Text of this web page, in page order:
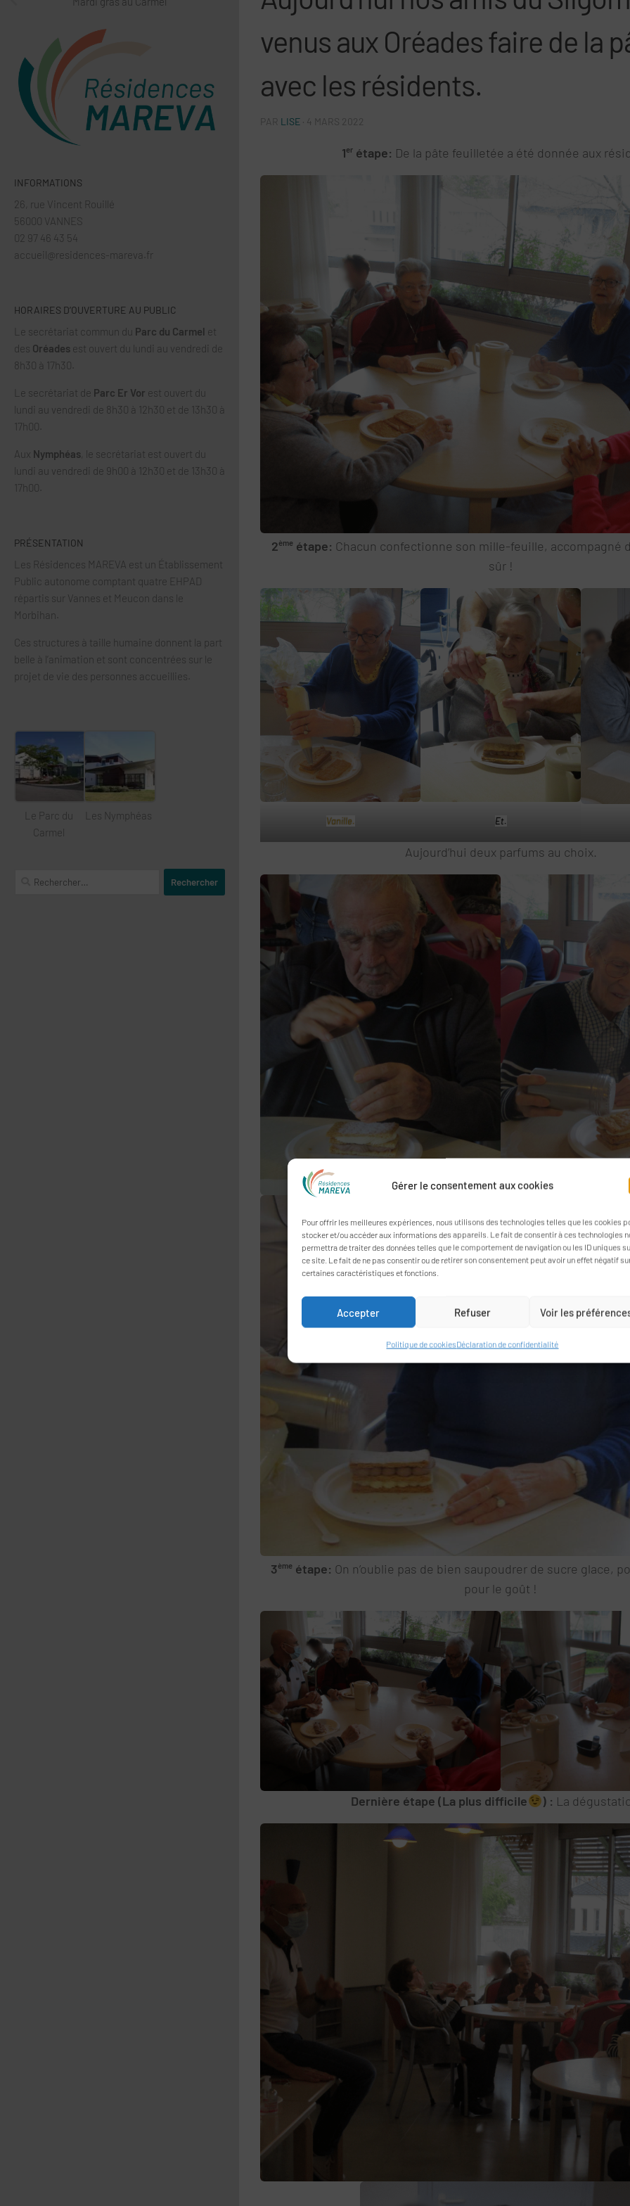
Gérer le consentement aux cookies
Pour offrir les meilleures expériences, nous utilisons des technologies telles que les cookies
stocker et/ou accéder aux informations des appareils. Le fait de consentir à ces technologies
permettra de traiter des données telles que le comportement de navigation ou les ID uniques
ce site. Le fait de ne pas consentir ou de retirer son consentement peut avoir un effet négatif
certaines caractéristiques et fonctions.
Accepter Refuser Voir les
Politique de cookiesDéclaration de confidentialité
venus aux Oréades faire de la
avec les résidents.
PAR LISE · 4 MARS 2022
1erétape: De la pâte feuilletée a été donnée aux
2ème étape: Chacun confectionne son mille-feuille, accompagné
sûr !
Vanille. Et.
Aujourd’hui deux parfums au choix.
3ème étape: On n’oublie pas de bien saupoudrer de sucre glace,
pour le goût !
Dernière étape (La plus difficile ) : La
INFORMATIONS
26, rue Vincent Rouillé
56000 VANNES
02 97 46 43 54
accueil@residences-mareva.fr
HORAIRES D’OUVERTURE AU PUBLIC
Le secrétariat commun du Parc du Carmel et
des Oréades est ouvert du lundi au vendredi de
8h30 à 17h30.
Le secrétariat de Parc Er Vor est ouvert du
lundi au vendredi de 8h30 à 12h30 et de 13h30 à
17h00.
Aux Nymphéas , le secrétariat est ouvert du
lundi au vendredi de 9h00 à 12h30 et de 13h30 à
17h00.
PRÉSENTATION
Les Résidences MAREVA est un Établissement
Public autonome comptant quatre EHPAD
répartis sur Vannes et Meucon dans le
Morbihan.
Ces structures à taille humaine donnent la part
belle à l’animation et sont concentrées sur le
projet de vie des personnes accueillies.
Le Parc du
Carmel
Les Nymphéas
Rechercher :